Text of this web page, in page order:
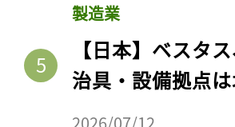
製造業
【日本】ベスタ
治具・設備拠点